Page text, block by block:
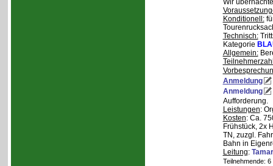
Wir
Konditionell:
Technisch:
Kategorie
Allgemein:
Anmeldung
Anmeldung
Aufforderung.
Leistungen:
Kosten: Ca.
Frühstück, 2x
TN, zuzgl.
Bahn in
Leitung:
Teilnehmende: